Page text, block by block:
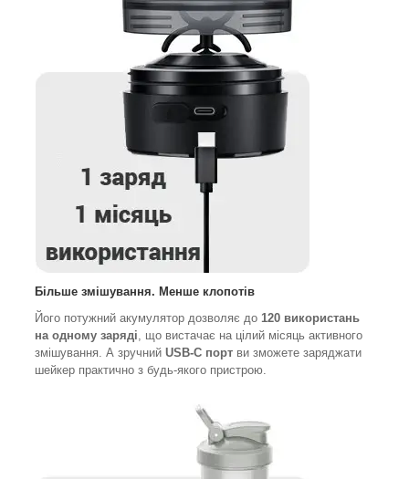
Більше змішування. Менше клопотів
Його потужний акумулятор дозволяє до 120 використань
на одному заряді , що вистачає на цілий місяць активного
змішування. А зручний USB-C порт ви зможете заряджати
шейкер практично з будь-якого пристрою.